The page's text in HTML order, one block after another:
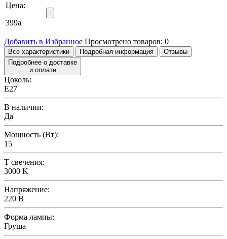
Цена:
399a
Добавить в Избранное Просмотрено товаров: 0
Все характеристики Подробная информация
Отзывы
Подробнее о доставке
и оплате
Цоколь:
E27
В наличии:
Да
Мощность (Вт):
15
T свечения:
3000 K
Напряжение:
220 В
Форма лампы:
Груша